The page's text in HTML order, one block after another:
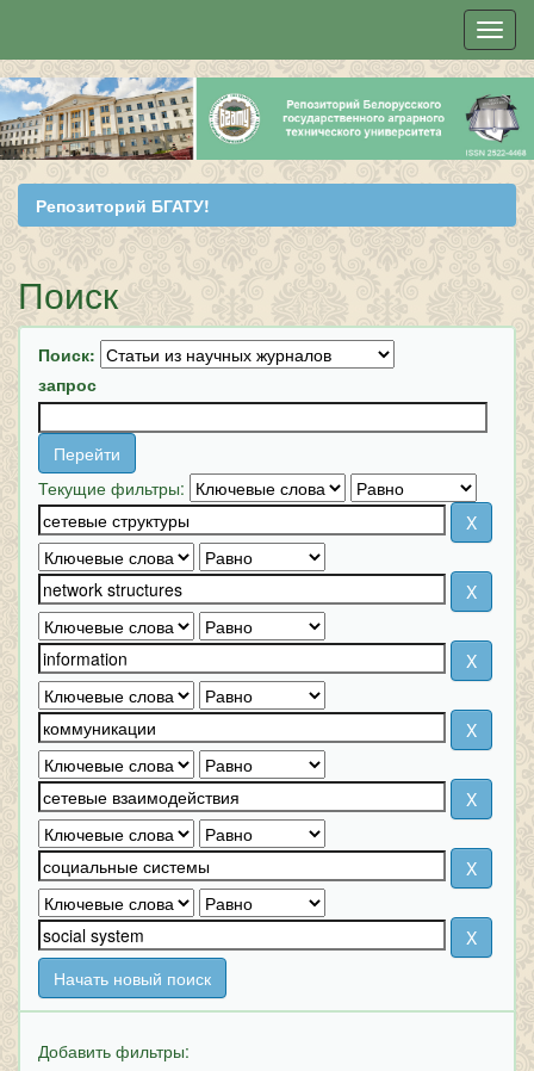
Skip
navigation
Репозиторий БГАТУ!
Поиск
Поиск:
запрос
Текущие фильтры:
Начать новый поиск
Добавить фильтры: